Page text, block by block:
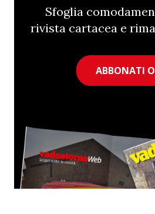
Sfoglia
rivista cartacea e
ABBONATI